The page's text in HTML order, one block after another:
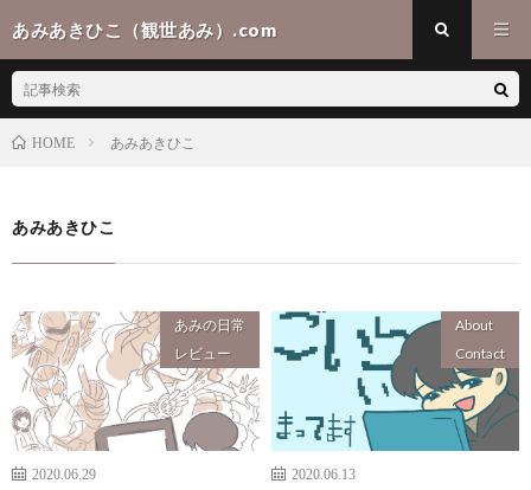
あみあきひこ（観世あみ）.com
HOME あみあきひこ
あみあきひこ
あみの日常
レビュー
2020.06.29
About
Contact
2020.06.13